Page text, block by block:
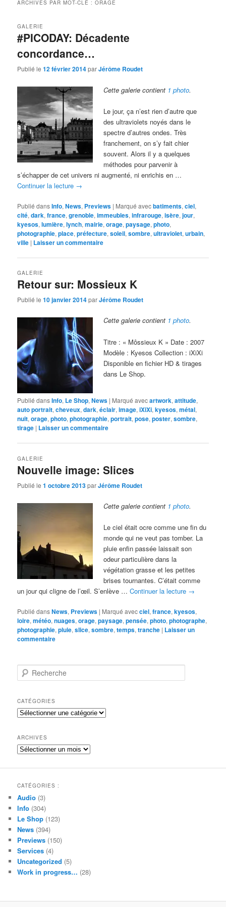
ARCHIVES PAR MOT-CLÉ :ORAGE
#PICODAY: Décadente
concordance…
GALERIE
Publié le12 février 2014parJérôme Roudet
Cette galerie contient 1 photo.
Le jour, ça n’est rien d’autre que
des ultraviolets noyés dans le
spectre d’autres ondes. Très
franchement, on s’y fait chier
souvent. Alors il y a quelques
méthodes pour parvenir à
s’échapper de cet univers ni augmenté, ni enrichis en …
Continuer la lecture →
Publié dansInfo,News, Previews | Marqué avecbatiments,ciel,
cité,dark,france,grenoble,immeubles,infrarouge,isère,jour,
kyesos,lumière,lynch,mairie,orage,paysage,photo,
photographie,place,préfecture,soleil,sombre,ultraviolet,urbain,
ville | Laisser un commentaire
Retour sur: Mossieux K
GALERIE
Publié le10 janvier 2014parJérôme Roudet
Cette galerie contient 1 photo.
Titre : « Môssieux K » Date : 2007
Modèle : Kyesos Collection : iXiXi
Disponible en fichier HD & tirages
dans Le Shop.
Publié dansInfo, Le Shop,News | Marqué avecartwork,attitude,
auto portrait,cheveux,dark,éclair,image,iXiXi,kyesos,métal,
nuit,orage,photo,photographie,portrait,pose,poster,sombre,
tirage | Laisser un commentaire
Nouvelle image: Slices
GALERIE
Publié le1 octobre 2013parJérôme Roudet
Cette galerie contient 1 photo.
Le ciel était ocre comme une fin du
monde qui ne veut pas tomber. La
pluie enfin passée laissait son
odeur particulière dans la
végétation grasse et les petites
brises tournantes. C’était comme
un jour qui cligne de l’œil. S’enlève …Continuer la lecture →
Publié dansNews, Previews | Marqué avecciel,france,kyesos,
loire,météo,nuages,orage,paysage,pensée,photo,photographe,
photographie,pluie,slice,sombre,temps,tranche | Laisser un
commentaire
e
h
e
r
h
e
CATÉGORIES
Catégories
ARCHIVES
Archives
CATÉGORIES :
Audio (3)
Info (304)
Le Shop (123)
News (394)
Previews (150)
Services (4)
Uncategorized (5)
Work in progress… (28)